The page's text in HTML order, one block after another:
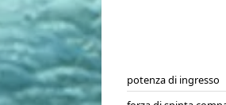
potenza di ingresso